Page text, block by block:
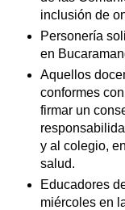
inclusión de
Personería
en
Aquellos
conformes
firmar un
y al colegio,
salud.
Educadores
miércoles en